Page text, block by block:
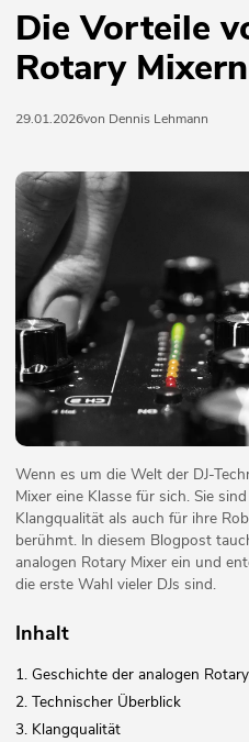
Die Vorteile
Rotary
29.01.2026von Dennis Lehmann
Wenn es um die Welt der DJ-
Mixer eine Klasse für sich. Sie
Klangqualität als auch für ihre
berühmt. In diesem Blogpost
analogen Rotary Mixer ein und
die erste Wahl vieler DJs sind.
Inhalt
1. Geschichte der analogen
2. Technischer Überblick
3. Klangqualität